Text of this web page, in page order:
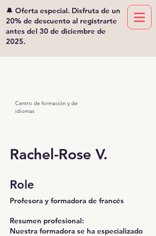
🔔 Oferta especial. Disfruta de un
20% de descuento al registrarte
antes del 30 de diciembre de
2025.
Centro de formación y de
idiomas
Rachel-Rose V.
Role
Profesora y formadora de francés
Resumen profesional:
Nuestra formadora se ha especializado